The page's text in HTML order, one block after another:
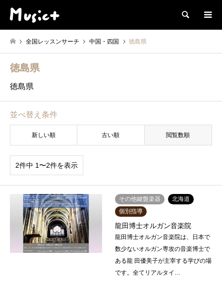
検索
全国レッスンサーチ 中国・四国 徳島県
徳島県
徳島県
並べ替え条件
新しい順 古い順 閲覧数順
2件中 1〜2件を表示
その他鍵盤楽器
北海道
個別指導
龍田博士オルガン音楽院
龍田博士オルガン音楽院は、日本で
数少ないオルガン専攻の音楽博士で
ある龍 田優美子が主宰する学びの場
です。全てリアルタイ…